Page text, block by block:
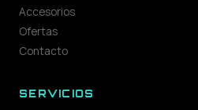
Accesorios
Ofertas
Contacto
SERVICIOS